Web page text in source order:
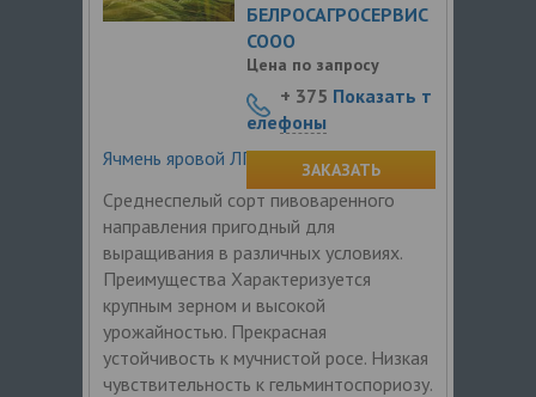
Ячмень яровой ЛГ Тоска
Среднеспелый сорт пивоваренного
направления пригодный для
выращивания в различных условиях.
Преимущества Характеризуется
крупным зерном и высокой
урожайностью. Прекрасная
устойчивость к мучнистой росе. Низкая
чувствительность к гельминтоспориозу.
БЕЛРОСАГРОСЕРВИС
СООО
Цена по запросу
+ 375 Показать т
елефоны
ЗАКАЗАТЬ